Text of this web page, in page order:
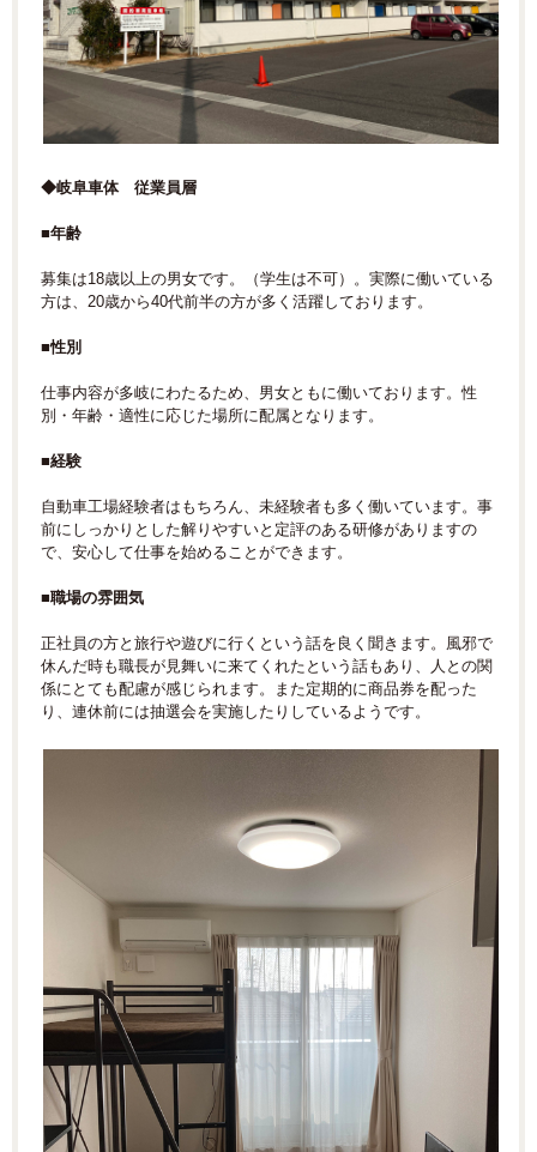
◆岐阜車体 従業員層
■年齢
募集は18歳以上の男女です。（学生は不可）。実際に働いている
方は、20歳から40代前半の方が多く活躍しております。
■性別
仕事内容が多岐にわたるため、男女ともに働いております。性
別・年齢・適性に応じた場所に配属となります。
■経験
自動車工場経験者はもちろん、未経験者も多く働いています。事
前にしっかりとした解りやすいと定評のある研修がありますの
で、安心して仕事を始めることができます。
■職場の雰囲気
正社員の方と旅行や遊びに行くという話を良く聞きます。風邪で
休んだ時も職長が見舞いに来てくれたという話もあり、人との関
係にとても配慮が感じられます。また定期的に商品券を配った
り、連休前には抽選会を実施したりしているようです。